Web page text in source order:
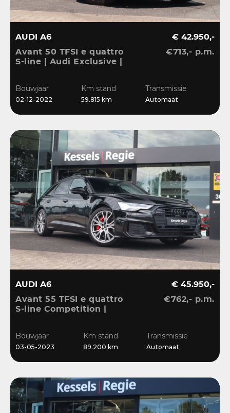
AUDI A6
Avant 50 TFSI e quattro
S-line | Audi Exclusive |
| Blis | CarPlay
€ 42.950,-
€713,- p.m.
Bouwjaar
02-12-2022
Km stand
59.815 km
Transmissie
Automaat
AUDI A6
Avant 55 TFSI e quattro
S-line Competition |
Ambient | Matrix | ACC |
Blis | Keyless
€ 45.950,-
€762,- p.m.
Bouwjaar
03-05-2023
Km stand
89.200 km
Transmissie
Automaat